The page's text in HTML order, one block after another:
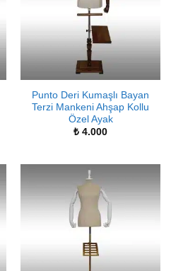
Punto Deri Kumaşlı Bayan
Terzi Mankeni Ahşap Kollu
Özel Ayak
₺ 4.000